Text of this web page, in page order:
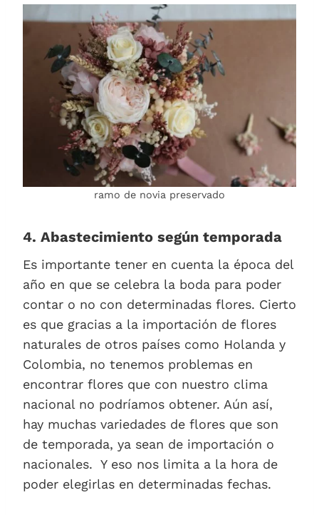
ramo de novia preservado
4. Abastecimiento según temporada
Es importante tener en cuenta la época del
año en que se celebra la boda para poder
contar o no con determinadas flores. Cierto
es que gracias a la importación de flores
naturales de otros países como Holanda y
Colombia, no tenemos problemas en
encontrar flores que con nuestro clima
nacional no podríamos obtener. Aún así,
hay muchas variedades de flores que son
de temporada, ya sean de importación o
nacionales. Y eso nos limita a la hora de
poder elegirlas en determinadas fechas.